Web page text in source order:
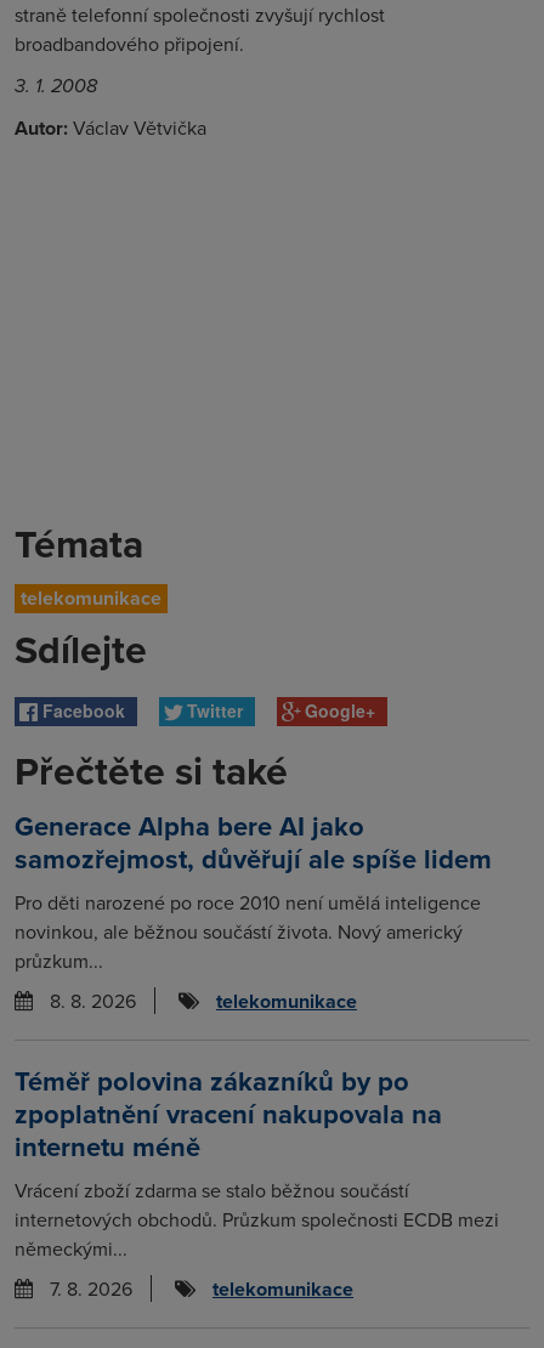
straně telefonní společnosti zvyšují rychlost
broadbandového připojení.
3. 1. 2008
Autor: Václav Větvička
Témata
telekomunikace
Sdílejte
Facebook Twitter Google+
Přečtěte si také
Generace Alpha bere AI jako
samozřejmost, důvěřují ale spíše lidem
Pro děti narozené po roce 2010 není umělá inteligence
novinkou, ale běžnou součástí života. Nový americký
průzkum...
8. 8. 2026
telekomunikace
Téměř polovina zákazníků by po
zpoplatnění vracení nakupovala na
internetu méně
Vrácení zboží zdarma se stalo běžnou součástí
internetových obchodů. Průzkum společnosti ECDB mezi
německými...
7. 8. 2026
telekomunikace